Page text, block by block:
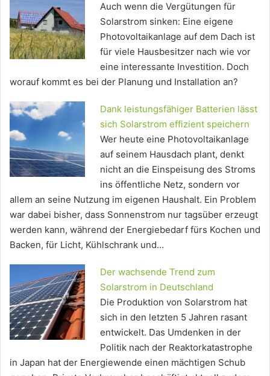
Auch wenn die Vergütungen für
Solarstrom sinken: Eine eigene
Photovoltaikanlage auf dem Dach ist
für viele Hausbesitzer nach wie vor
eine interessante Investition. Doch
worauf kommt es bei der Planung und Installation an?
Dank leistungsfähiger Batterien lässt
sich Solarstrom effizient speichern
Wer heute eine Photovoltaikanlage
auf seinem Hausdach plant, denkt
nicht an die Einspeisung des Stroms
ins öffentliche Netz, sondern vor
allem an seine Nutzung im eigenen Haushalt. Ein Problem
war dabei bisher, dass Sonnenstrom nur tagsüber erzeugt
werden kann, während der Energiebedarf fürs Kochen und
Backen, für Licht, Kühlschrank und…
Der wachsende Trend zum
Solarstrom in Deutschland
Die Produktion von Solarstrom hat
sich in den letzten 5 Jahren rasant
entwickelt. Das Umdenken in der
Politik nach der Reaktorkatastrophe
in Japan hat der Energiewende einen mächtigen Schub